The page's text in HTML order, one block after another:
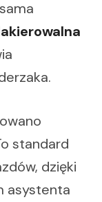
standard
dzięki
asystenta